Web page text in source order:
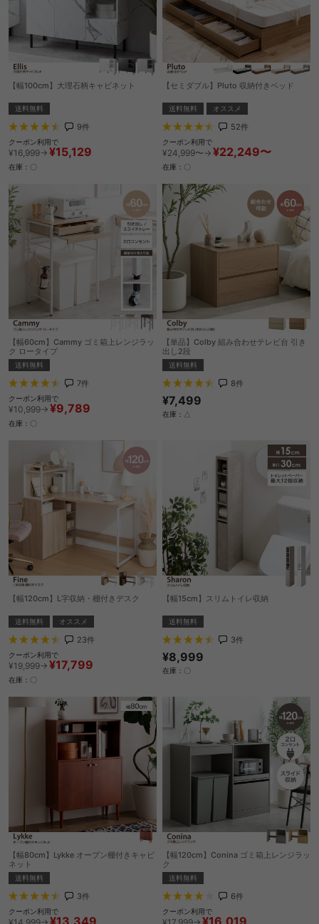
【幅100cm】大理石柄キャビネット
送料無料
9件
クーポン利用で
¥16,999→ ¥15,129
在庫：〇
【セミダブル】Pluto 収納付きベッド
送料無料 オススメ
52件
クーポン利用で
¥24,999〜→ ¥22,249〜
在庫：〇
【幅60cm】Cammy ゴミ箱上レンジラッ
ク ロータイプ
送料無料
7件
クーポン利用で
¥10,999→ ¥9,789
在庫：〇
【単品】Colby 組み合わせテレビ台 引き
出し2段
送料無料
8件
¥7,499
在庫：△
【幅120cm】L字収納・棚付きデスク
送料無料 オススメ
23件
クーポン利用で
¥19,999→ ¥17,799
在庫：〇
【幅15cm】スリムトイレ収納
送料無料
3件
¥8,999
在庫：〇
【幅80cm】Lykke オープン棚付きキャビ
ネット
送料無料
3件
クーポン利用で
¥13,349
【幅120cm】Conina ゴミ箱上レンジラッ
ク
送料無料
6件
クーポン利用で
¥16,019